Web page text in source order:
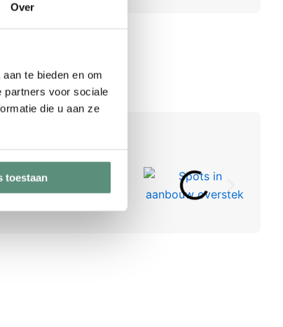
Over
te bieden en om
partners voor sociale
die u aan ze
toestaan
een review